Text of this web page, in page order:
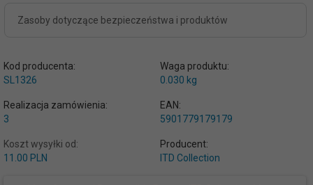
Zasoby dotyczące bezpieczeństwa i produktów
Kod producenta:
SL1326
Waga produktu:
0.030 kg
Realizacja zamówienia:
3
EAN:
5901779179179
Koszt wysyłki od:
11.00 PLN
Producent:
ITD Collection